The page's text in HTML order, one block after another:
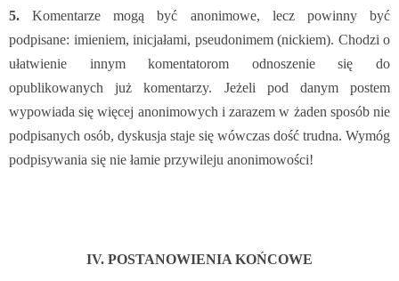
5. Komentarze mogą być anonimowe, lecz powinny być
podpisane: imieniem, inicjałami, pseudonimem (nickiem). Chodzi o
ułatwienie innym komentatorom odnoszenie się do
opublikowanych już komentarzy. Jeżeli pod danym postem
wypowiada się więcej anonimowych i zarazem w żaden sposób nie
podpisanych osób, dyskusja staje się wówczas dość trudna. Wymóg
podpisywania się nie łamie przywileju anonimowości!
IV. POSTANOWIENIA KOŃCOWE